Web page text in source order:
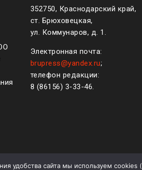
352750, Краснодарский край,
ст. Брюховецкая,
ул. Коммунаров, д. 1.
Электронная почта:
brupress@yandex.ru;
телефон редакции:
8 (861 56) 3-33-46.
удобства сайта мы используем cookies (